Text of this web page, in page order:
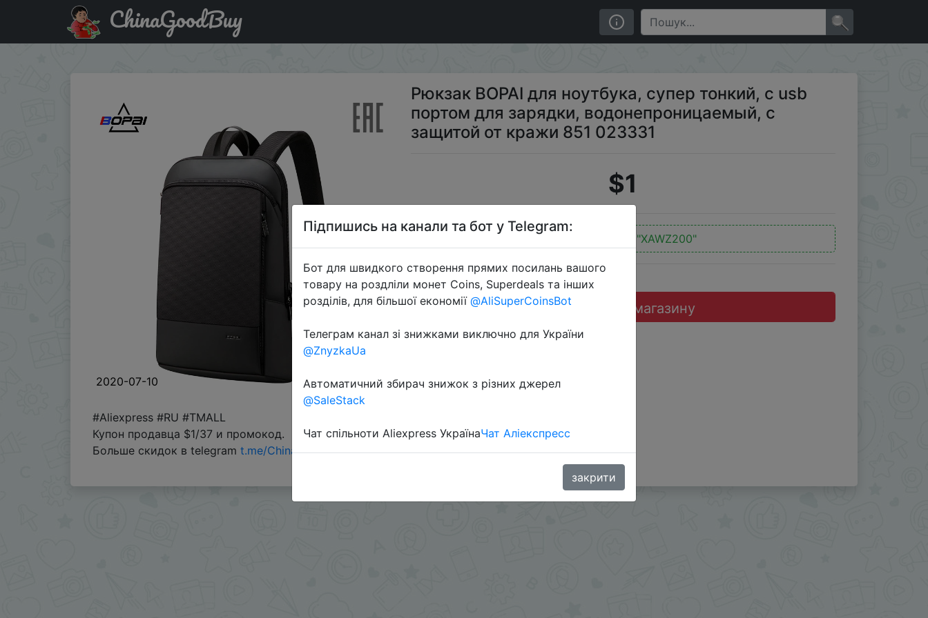
Промокод на знижку XAWZ200 Рюкзак BOPAI для ноутбука, супер тонкий, с usb портом для зарядки, водонепроницаемый, с защитой от кражи 851 023331
ChinaGoodBuy
2020-07-10
Рюкзак BOPAI для ноутбука, супер тонкий, с usb
портом для зарядки, водонепроницаемый, с
защитой от кражи 851 023331
$1
"XAWZ200"
Перейти до магазину
#Aliexpress #RU #TMALL
Купон продавца $1/37 и промокод.
Больше скидок в telegram t.me/ChinaGoodBuy
Підпишись на канали та бот у Telegram:
Бот для швидкого створення прямих посилань вашого
товару на роздліли монет Coins, Superdeals та інших
розділів, для більшої економії @AliSuperCoinsBot
Телеграм канал зі знижками виключно для України
@ZnyzkaUa
Автоматичний збирач знижок з різних джерел
@SaleStack
Чат спільноти Aliexpress УкраїнаЧат Аліекспресс
закрити